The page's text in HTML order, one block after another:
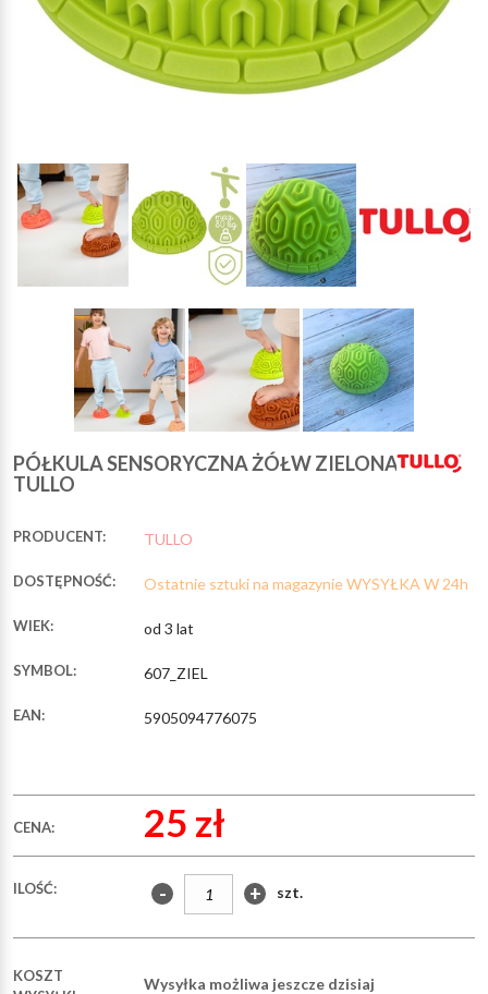
PÓŁKULA SENSORYCZNA ŻÓŁW ZIELONA
TULLO
PRODUCENT: TULLO
DOSTĘPNOŚĆ: Ostatnie sztuki na magazynie WYSYŁKA W 24h
WIEK: od 3 lat
SYMBOL: 607_ZIEL
EAN: 5905094776075
CENA: 25 zł
ILOŚĆ: - + szt.
KOSZT
Wysyłka możliwa jeszcze dzisiaj